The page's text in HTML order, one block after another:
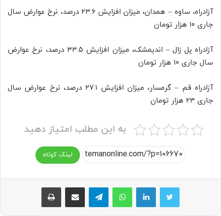
آزادراه، ساوه – همدان، میزان افزایش ۲۳.۶ درصد، نرخ عوارض سال
جاری ۱۰ هزار تومان
آزادراه پل زال – اندیمشک، میزان افزایش ۳۳.۵ درصد، نرخ عوارض
سال جاری ۱۰ هزار تومان
آزادراه قم – گرمسار، میزان افزایش ۲۷.۱ درصد، نرخ عوارض سال
جاری ۲۳ هزار تومان
به این مطلب امتیاز دهید
لینک کوتاه
واتس آپ تلگرام اشتراک گذاری از طریق ایمیل چاپ